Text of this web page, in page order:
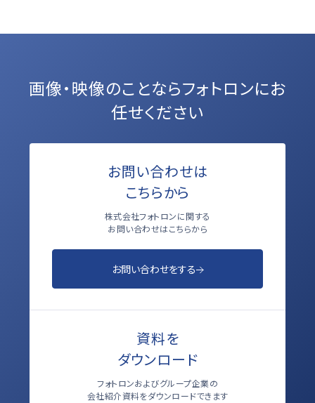
画像・映像のことならフォトロンにお
任せください
お問い合わせは
こちらから
株式会社フォトロンに関する
お問い合わせはこちらから
お問い合わせをする
資料を
ダウンロード
フォトロンおよびグループ企業の
会社紹介資料をダウンロードできます